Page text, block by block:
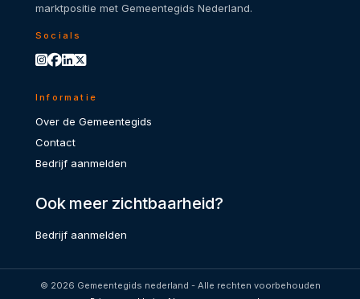
marktpositie met Gemeentegids Nederland.
Socials
Informatie
Over de Gemeentegids
Contact
Bedrijf aanmelden
Ook meer zichtbaarheid?
Bedrijf aanmelden
© 2026 Gemeentegids nederland - Alle rechten voorbehouden